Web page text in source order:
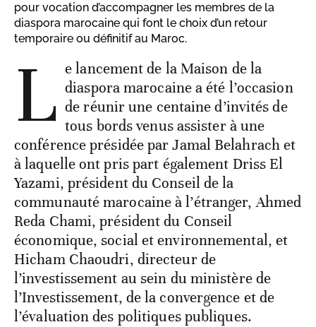
pour vocation d’accompagner les membres de la
diaspora marocaine qui font le choix d’un retour
temporaire ou définitif au Maroc.
L e lancement de la Maison de la
diaspora marocaine a été l’occasion
de réunir une centaine d’invités de
tous bords venus assister à une
conférence présidée par Jamal Belahrach et
à laquelle ont pris part également Driss El
Yazami, président du Conseil de la
communauté marocaine à l’étranger, Ahmed
Reda Chami, président du Conseil
économique, social et environnemental, et
Hicham Chaoudri, directeur de
l’investissement au sein du ministère de
l’Investissement, de la convergence et de
l’évaluation des politiques publiques.